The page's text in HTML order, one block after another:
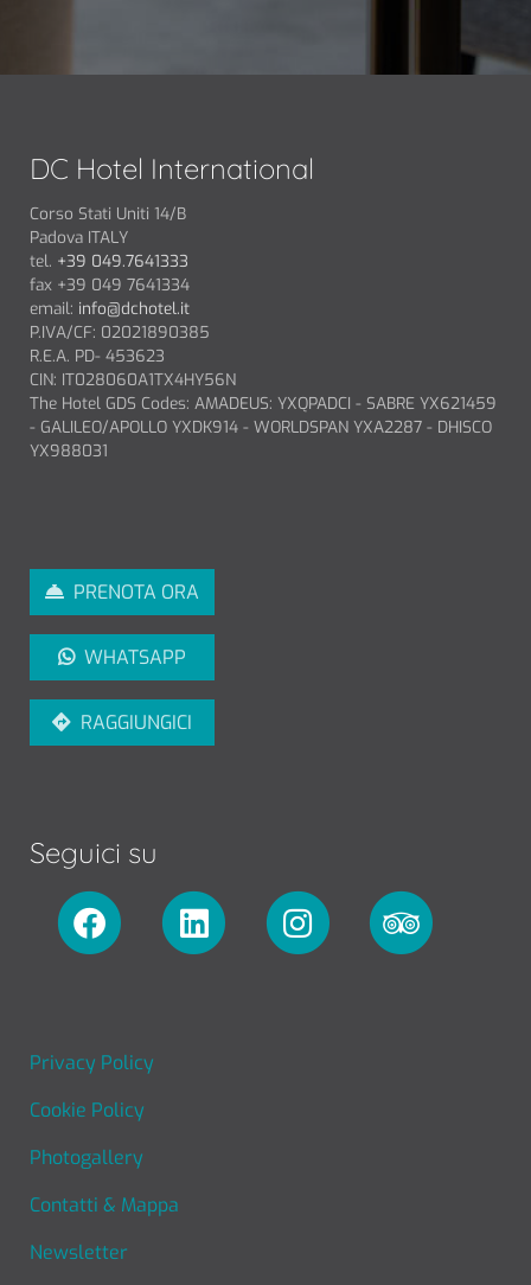
Camera Disabili
Le nostre 4 camere accessibili
sono state progettate per offrire il
massimo comfort, con ampi spazi
e soluzioni pensate per garant…
SCOPRI
DC Hotel International
Corso Stati Uniti 14/B
Padova ITALY
tel. +39 049.7641333
fax +39 049 7641334
email: info@dchotel.it
P.IVA/CF: 02021890385
R.E.A. PD- 453623
CIN: IT028060A1TX4HY56N
The Hotel GDS Codes: AMADEUS: YXQPADCI - SABRE YX621459
- GALILEO/APOLLO YXDK914 - WORLDSPAN YXA2287 - DHISCO
YX988031
PRENOTA ORA
WHATSAPP
RAGGIUNGICI
Seguici su
FOOTER MENU
Privacy Policy
Cookie Policy
Photogallery
Contatti & Mappa
Newsletter